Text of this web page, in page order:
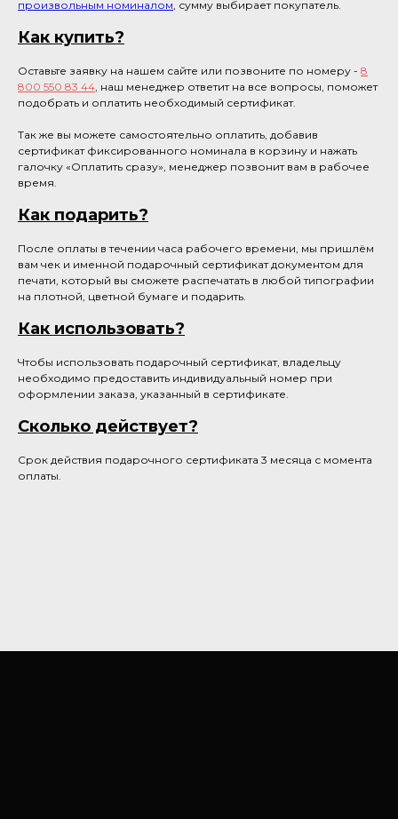
произвольным номиналом, сумму выбирает покупатель.
Как купить?
Оставьте заявку на нашем сайте или позвоните по номеру - 8
800 550 83 44, наш менеджер ответит на все вопросы, поможет
подобрать и оплатить необходимый сертификат.
Так же вы можете самостоятельно оплатить, добавив
сертификат фиксированного номинала в корзину и нажать
галочку «Оплатить сразу», менеджер позвонит вам в рабочее
время.
Как подарить?
После оплаты в течении часа рабочего времени, мы пришлём
вам чек и именной подарочный сертификат документом для
печати, который вы сможете распечатать в любой типографии
на плотной, цветной бумаге и подарить.
Как использовать?
Чтобы использовать подарочный сертификат, владельцу
необходимо предоставить индивидуальный номер при
оформлении заказа, указанный в сертификате.
Сколько действует?
Срок действия подарочного сертификата 3 месяца с момента
оплаты.